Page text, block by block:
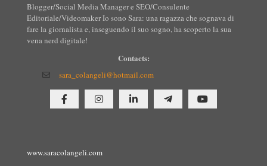
Blogger/Social Media Manager e SEO/Consulente
Editoriale/Videomaker Io sono Sara: una ragazza che sognava di
fare la giornalista e, inseguendo il suo sogno, ha scoperto la sua
vena nerd digitale!
Contacts:
sara_colangeli@hotmail.com
www.saracolangeli.com